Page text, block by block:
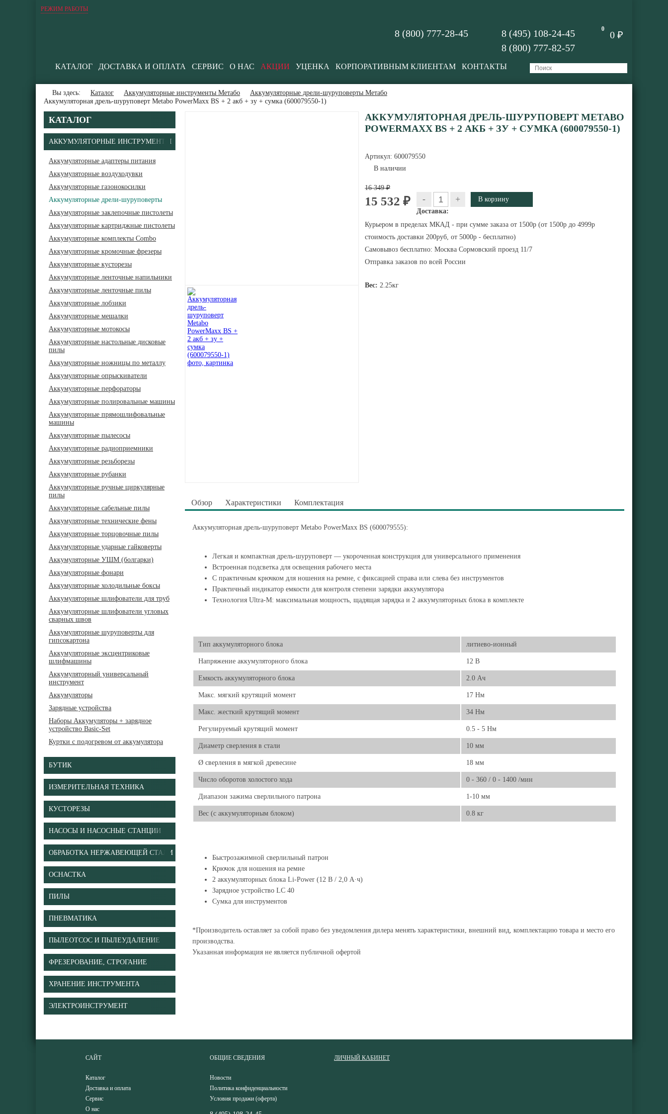
РЕЖИМ РАБОТЫ
0
0 ₽
8 (495) 108-24-45
8 (800) 777-82-57
8 (800) 777-28-45
КАТАЛОГ ДОСТАВКА И ОПЛАТА СЕРВИС О НАС АКЦИИ УЦЕНКА КОРПОРАТИВНЫМ КЛИЕНТАМ КОНТАКТЫ
Вы здесь: Каталог Аккумуляторные инструменты Метабо
Аккумуляторные дрели-шуруповерты Метабо
Аккумуляторная дрель-шуруповерт Metabo PowerMaxx BS + 2 акб + зу + сумка (600079550-1)
КАТАЛОГ
АККУМУЛЯТОРНЫЕ ИНСТРУМЕНТЫ
Аккумуляторные адаптеры питания
Аккумуляторные воздуходувки
Аккумуляторные газонокосилки
Аккумуляторные дрели-шуруповерты
Аккумуляторные заклепочные пистолеты
Аккумуляторные картриджные пистолеты
Аккумуляторные комплекты Combo
Аккумуляторные кромочные фрезеры
Аккумуляторные кусторезы
Аккумуляторные ленточные напильники
Аккумуляторные ленточные пилы
Аккумуляторные лобзики
Аккумуляторные мешалки
Аккумуляторные мотокосы
Аккумуляторные настольные дисковые
пилы
Аккумуляторные ножницы по металлу
Аккумуляторные опрыскиватели
Аккумуляторные перфораторы
Аккумуляторные полировальные машины
Аккумуляторные прямошлифовальные
машины
Аккумуляторные пылесосы
Аккумуляторные радиоприемники
Аккумуляторные резьборезы
Аккумуляторные рубанки
Аккумуляторные ручные циркулярные
пилы
Аккумуляторные сабельные пилы
Аккумуляторные технические фены
Аккумуляторные торцовочные пилы
Аккумуляторные ударные гайковерты
Аккумуляторные УШМ (болгарки)
Аккумуляторные фонари
Аккумуляторные холодильные боксы
Аккумуляторные шлифователи для труб
Аккумуляторные шлифователи угловых
сварных швов
Аккумуляторные шуруповерты для
гипсокартона
Аккумуляторные эксцентриковые
шлифмашины
Аккумуляторный универсальный
инструмент
Аккумуляторы
Зарядные устройства
Наборы Аккумуляторы + зарядное
устройство Basic-Set
Куртки с подогревом от аккумулятора
БУТИК
ИЗМЕРИТЕЛЬНАЯ ТЕХНИКА
КУСТОРЕЗЫ
НАСОСЫ И НАСОСНЫЕ СТАНЦИИ
ОБРАБОТКА НЕРЖАВЕЮЩЕЙ СТАЛИ
ОСНАСТКА
ПИЛЫ
ПНЕВМАТИКА
ПЫЛЕОТСОС И ПЫЛЕУДАЛЕНИЕ
ФРЕЗЕРОВАНИЕ, СТРОГАНИЕ
ХРАНЕНИЕ ИНСТРУМЕНТА
ЭЛЕКТРОИНСТРУМЕНТ
АККУМУЛЯТОРНАЯ ДРЕЛЬ-ШУРУПОВЕРТ METABO
POWERMAXX BS + 2 АКБ + ЗУ + СУМКА (600079550-1)
Артикул: 600079550
В наличии
16 349 ₽
15 532 ₽ - +
Доставка:
Курьером в пределах МКАД - при сумме заказа от 1500р (от 1500р до 4999р
стоимость доставки 200руб, от 5000р - бесплатно)
Самовывоз бесплатно: Москва Сормовский проезд 11/7
Отправка заказов по всей России
Вес: 2.25кг
Обзор Характеристики Комплектация
Аккумуляторная дрель-шуруповерт Metabo PowerMaxx BS (600079555):
Легкая и компактная дрель-шуруповерт — укороченная конструкция для универсального применения
Встроенная подсветка для освещения рабочего места
С практичным крючком для ношения на ремне, с фиксацией справа или слева без инструментов
Практичный индикатор емкости для контроля степени зарядки аккумулятора
Технология Ultra-M: максимальная мощность, щадящая зарядка и 2 аккумуляторных блока в комплекте
Тип аккумуляторного блока литиево-ионный
Напряжение аккумуляторного блока 12 В
Емкость аккумуляторного блока 2.0 Ач
Макс. мягкий крутящий момент 17 Нм
Макс. жесткий крутящий момент 34 Нм
Регулируемый крутящий момент 0.5 - 5 Нм
Диаметр сверления в стали 10 мм
Ø сверления в мягкой древесине 18 мм
Число оборотов холостого хода 0 - 360 / 0 - 1400 /мин
Диапазон зажима сверлильного патрона 1-10 мм
Вес (с аккумуляторным блоком) 0.8 кг
Быстрозажимной сверлильный патрон
Крючок для ношения на ремне
2 аккумуляторных блока Li-Power (12 В / 2,0 А·ч)
Зарядное устройство LC 40
Сумка для инструментов
*Производитель оставляет за собой право без уведомления дилера менять характеристики, внешний вид, комплектацию товара и место его
производства.
Указанная информация не является публичной офертой
САЙТ
Каталог
Доставка и оплата
Сервис
О нас
ОБЩИЕ СВЕДЕНИЯ
Новости
Политика конфиденциальности
Условия продажи (оферта)
ЛИЧНЫЙ КАБИНЕТ